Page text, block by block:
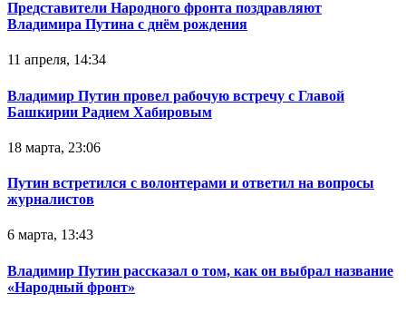
Представители Народного фронта поздравляют
Владимира Путина с днём рождения
11 апреля, 14:34
Владимир Путин провел рабочую встречу с Главой
Башкирии Радием Хабировым
18 марта, 23:06
Путин встретился с волонтерами и ответил на вопросы
журналистов
6 марта, 13:43
Владимир Путин рассказал о том, как он выбрал название
«Народный фронт»